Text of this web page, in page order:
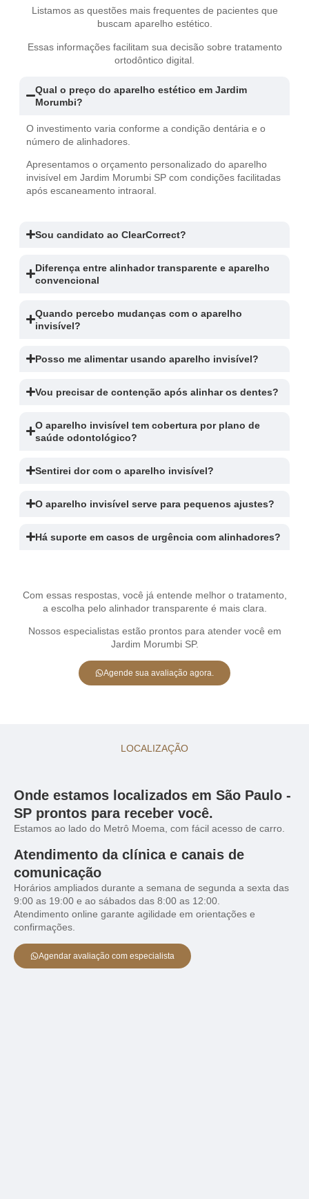
Listamos as questões mais frequentes de pacientes que
buscam aparelho estético.
Essas informações facilitam sua decisão sobre tratamento
ortodôntico digital.
Qual o preço do aparelho estético em Jardim
Morumbi?
O investimento varia conforme a condição dentária e o
número de alinhadores.
Apresentamos o orçamento personalizado do aparelho
invisível em Jardim Morumbi SP com condições facilitadas
após escaneamento intraoral.
Sou candidato ao ClearCorrect?
Diferença entre alinhador transparente e aparelho
convencional
Quando percebo mudanças com o aparelho
invisível?
Posso me alimentar usando aparelho invisível?
Vou precisar de contenção após alinhar os dentes?
O aparelho invisível tem cobertura por plano de
saúde odontológico?
Sentirei dor com o aparelho invisível?
O aparelho invisível serve para pequenos ajustes?
Há suporte em casos de urgência com alinhadores?
Com essas respostas, você já entende melhor o tratamento,
a escolha pelo alinhador transparente é mais clara.
Nossos especialistas estão prontos para atender você em
Jardim Morumbi SP.
Agende sua avaliação agora.
LOCALIZAÇÃO
Onde estamos localizados em São Paulo -
SP prontos para receber você.
Estamos ao lado do Metrô Moema, com fácil acesso de carro.
Atendimento da clínica e canais de
comunicação
Horários ampliados durante a semana de segunda a sexta das
9:00 as 19:00 e ao sábados das 8:00 as 12:00.
Atendimento online garante agilidade em orientações e
confirmações.
Agendar avaliação com especialista